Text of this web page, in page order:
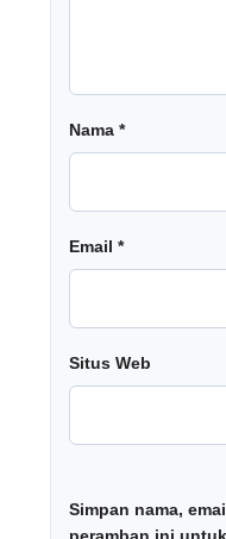
Nama *
Email *
Situs Web
Simpan nama,
peramban ini